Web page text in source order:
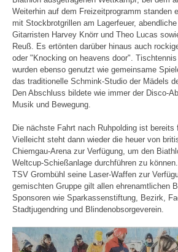
Weiterhin auf dem Freizeitprogramm standen
mit Stockbrotgrillen am Lagerfeuer,
Gitarristen Harvey Knörr und Theo Lucas
Reuß. Es ertönten darüber hinaus auch
oder "Knocking on heavens door".
wurden ebenso genutzt wie gemeinsame
das traditionelle Schmink-Studio der Mädels
Den Abschluss bildete wie immer der Disco-
Musik und Bewegung.
Die nächste Fahrt nach Ruhpolding ist bereits
Vielleicht steht dann wieder die heuer von
Chiemgau-Arena zur Verfügung, um den
Weltcup-Schießanlage durchführen zu
TSV Grombühl seine Laser-Waffen zur
gemischten Gruppe gilt allen ehrenamtlichen
Sponsoren wie Sparkassenstiftung, Bezirk,
Stadtjugendring und Blindenobsorgeverein.